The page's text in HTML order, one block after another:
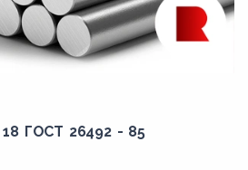
ГОСТ 26492 - 85